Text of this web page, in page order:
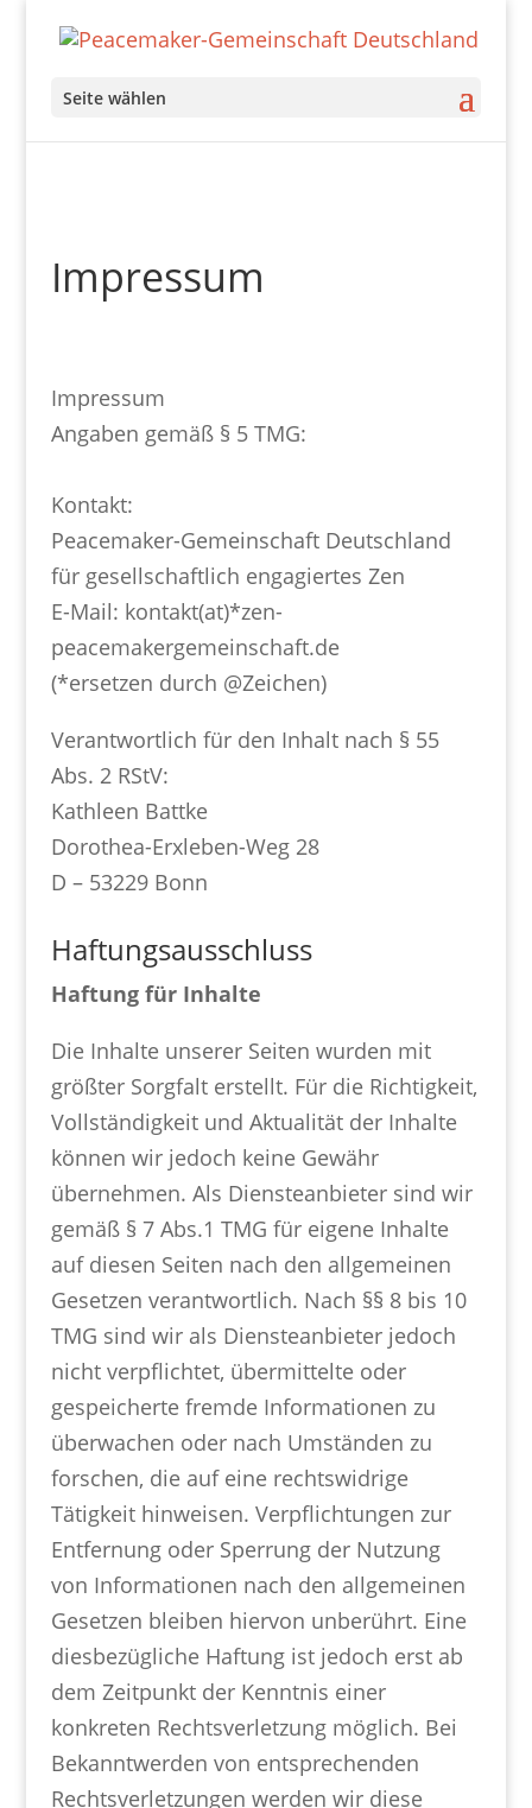
Seite wählen
Impressum
Impressum
Angaben gemäß § 5 TMG:
Kontakt:
Peacemaker-Gemeinschaft Deutschland
für gesellschaftlich engagiertes Zen
E-Mail: kontakt(at)*zen-
peacemakergemeinschaft.de
(*ersetzen durch @Zeichen)
Verantwortlich für den Inhalt nach § 55
Abs. 2 RStV:
Kathleen Battke
Dorothea-Erxleben-Weg 28
D – 53229 Bonn
Haftungsausschluss
Haftung für Inhalte
Die Inhalte unserer Seiten wurden mit
größter Sorgfalt erstellt. Für die Richtigkeit,
Vollständigkeit und Aktualität der Inhalte
können wir jedoch keine Gewähr
übernehmen. Als Diensteanbieter sind wir
gemäß § 7 Abs.1 TMG für eigene Inhalte
auf diesen Seiten nach den allgemeinen
Gesetzen verantwortlich. Nach §§ 8 bis 10
TMG sind wir als Diensteanbieter jedoch
nicht verpflichtet, übermittelte oder
gespeicherte fremde Informationen zu
überwachen oder nach Umständen zu
forschen, die auf eine rechtswidrige
Tätigkeit hinweisen. Verpflichtungen zur
Entfernung oder Sperrung der Nutzung
von Informationen nach den allgemeinen
Gesetzen bleiben hiervon unberührt. Eine
diesbezügliche Haftung ist jedoch erst ab
dem Zeitpunkt der Kenntnis einer
konkreten Rechtsverletzung möglich. Bei
Bekanntwerden von entsprechenden
Rechtsverletzungen werden wir diese